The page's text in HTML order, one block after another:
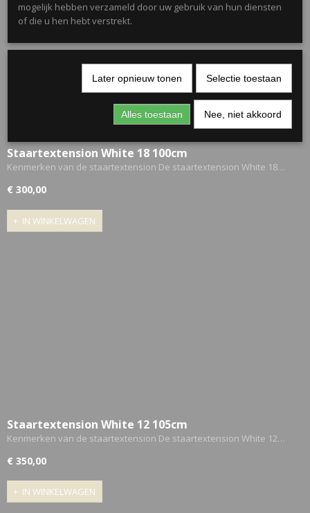
Staartextension White 18 100cm
Kenmerken van de staartextension De staartextension White 18…
€ 300,00
IN WINKELWAGEN
Staartextension White 12 105cm
Kenmerken van de staartextension De staartextension White 12…
€ 350,00
IN WINKELWAGEN
mogelijk hebben verzameld door uw gebruik van hun diensten
of die u hen hebt verstrekt.
Later opnieuw tonen Selectie toestaan
Alles toestaan Nee, niet akkoord